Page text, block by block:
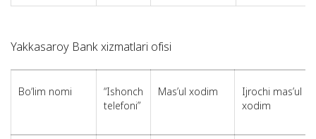
Yakkasaroy Bank xizmatlari ofisi
Bo‘lim nomi
“Ishonch
telefoni”
Mas’ul xodim
Ijrochi mas’ul
xodim